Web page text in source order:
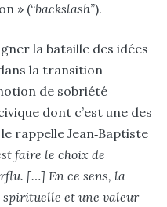
» (“backslash”).
la bataille des idées
la transition
de sobriété
dont c’est une des
rappelle Jean‑Baptiste
faire le choix de
[…] En ce sens, la
spirituelle et une valeur